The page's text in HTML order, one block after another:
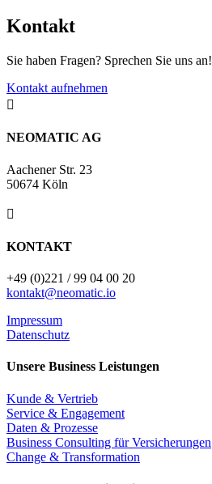
Kontakt
Sie haben Fragen? Sprechen Sie uns an!
Kontakt aufnehmen

NEOMATIC AG
Aachener Str. 23
50674 Köln

KONTAKT
+49 (0)221 / 99 04 00 20
kontakt@neomatic.io
Impressum
Datenschutz
Unsere Business Leistungen
Kunde & Vertrieb
Service & Engagement
Daten & Prozesse
Business Consulting für Versicherungen
Change & Transformation